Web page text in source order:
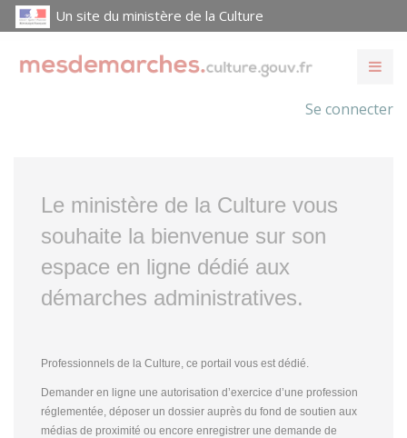
Un site du ministère de la Culture
Se connecter
Le ministère de la Culture vous
souhaite la bienvenue sur son
espace en ligne dédié aux
démarches administratives.
Professionnels de la Culture, ce portail vous est dédié.
Demander en ligne une autorisation d’exercice d’une profession
réglementée, déposer un dossier auprès du fond de soutien aux
médias de proximité ou encore enregistrer une demande de